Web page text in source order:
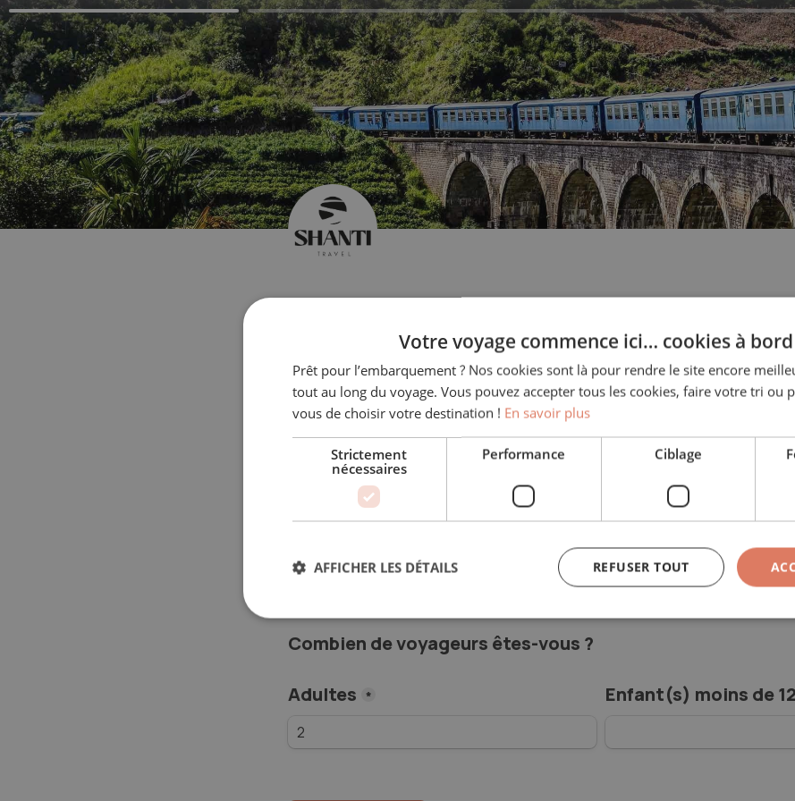
Créez votre voyage
C’est gratuit et sans engagement.
Destination(s)
Ouzbékistan
Ouzbékistan
Combien de voyageurs êtes-vous ?
Adultes * Enfant(s) moins de
Votre voyage commence ici… cookies à
Prêt pour l’embarquement ? Nos cookies sont là pour rendre le site encore
tout au long du voyage. Vous pouvez accepter tous les cookies, faire votre tri ou
vous de choisir votre destination ! En savoir plus
Strictement
nécessaires
Performance Ciblage
REFUSER TOUT
AFFICHER LES DÉTAILS